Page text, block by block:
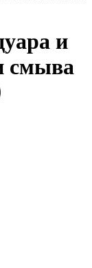
и
смыва